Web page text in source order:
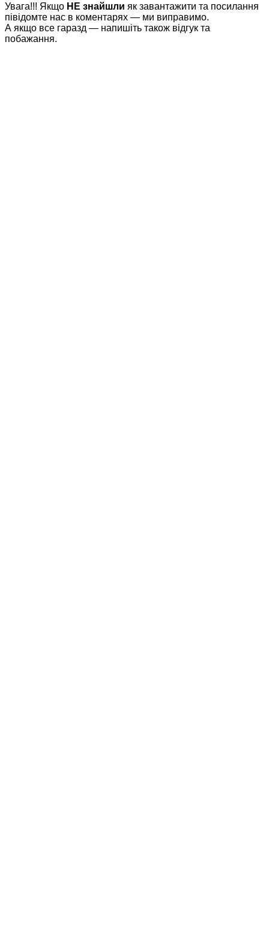
Увага!!! Якщо НЕ знайшли як завантажити та посилання
півідомте нас в коментарях — ми виправимо.
А якщо все гаразд — напишіть також відгук та
побажання.